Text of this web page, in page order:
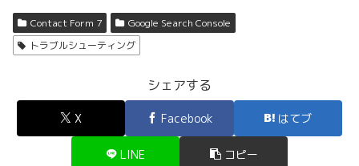
Contact Form 7
Google Search Console
トラブルシューティング
シェアする
X Facebook はてブ
LINE コピー